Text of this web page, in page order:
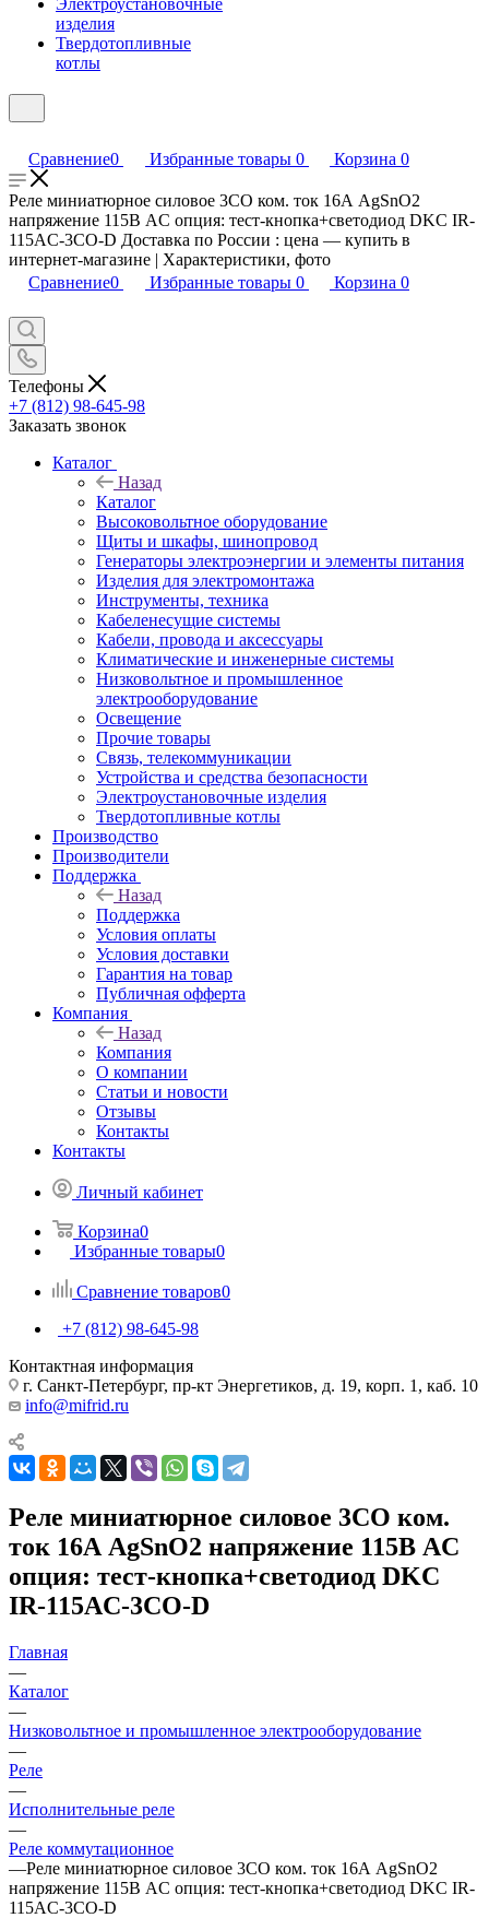
Электроустановочные
изделия
Твердотопливные
котлы
Сравнение0 Избранные товары 0 Корзина 0
Реле миниатюрное силовое 3CO ком. ток 16А AgSnO2
напряжение 115В AC опция: тест-кнопка+светодиод DKC IR-
115AC-3CO-D Доставка по России : цена — купить в
интернет-магазине | Характеристики, фото
Сравнение0 Избранные товары 0 Корзина 0
Телефоны
+7 (812) 98-645-98
Заказать звонок
Каталог
Назад
Каталог
Высоковольтное оборудование
Щиты и шкафы, шинопровод
Генераторы электроэнергии и элементы питания
Изделия для электромонтажа
Инструменты, техника
Кабеленесущие системы
Кабели, провода и аксессуары
Климатические и инженерные системы
Низковольтное и промышленное
электрооборудование
Освещение
Прочие товары
Связь, телекоммуникации
Устройства и средства безопасности
Электроустановочные изделия
Твердотопливные котлы
Производство
Производители
Поддержка
Назад
Поддержка
Условия оплаты
Условия доставки
Гарантия на товар
Публичная офферта
Компания
Назад
Компания
О компании
Статьи и новости
Отзывы
Контакты
Контакты
Личный кабинет
Корзина0
Избранные товары0
Сравнение товаров0
+7 (812) 98-645-98
Контактная информация
г. Санкт-Петербург, пр-кт Энергетиков, д. 19, корп. 1, каб. 10
info@mifrid.ru
Реле миниатюрное силовое 3CO ком.
ток 16А AgSnO2 напряжение 115В AC
опция: тест-кнопка+светодиод DKC
IR-115AC-3CO-D
Главная
—
Каталог
—
Низковольтное и промышленное электрооборудование
—
Реле
—
Исполнительные реле
—
Реле коммутационное
—Реле миниатюрное силовое 3CO ком. ток 16А AgSnO2
напряжение 115В AC опция: тест-кнопка+светодиод DKC IR-
115AC-3CO-D